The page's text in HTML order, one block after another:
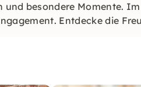
und besondere Momente. Im
Entdecke die